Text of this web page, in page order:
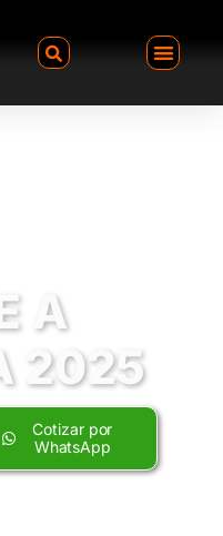
A
2025
Cotizar por
WhatsApp